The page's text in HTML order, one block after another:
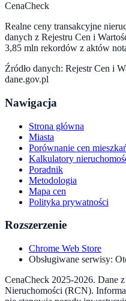
CenaCheck
Realne ceny transakcyjne
danych z Rejestru Cen i
3,85 mln rekordów z aktów
Źródło danych: Rejestr Cen i
dane.gov.pl
Nawigacja
Strona główna
Miasta
Porównanie cen
Kalkulatory
Poradnik
Metodologia
Mapa cen
Polityka prywatności
Rozszerzenie
Chrome Web Store
Obsługiwane serwisy:
CenaCheck 2025-2026. Dane
Nieruchomości (RCN).